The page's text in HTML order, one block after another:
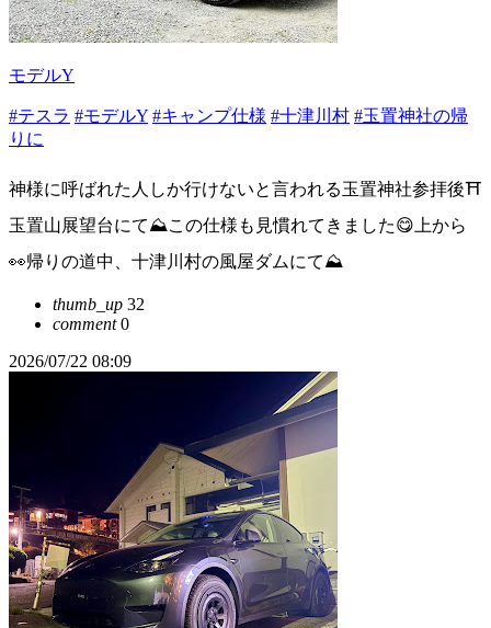
モデルY
#テスラ #モデルY #キャンプ仕様 #十津川村 #玉置神社の帰
りに
神様に呼ばれた人しか行けないと言われる玉置神社参拝後⛩️
玉置山展望台にて⛰️この仕様も見慣れてきました😋上から
👀帰りの道中、十津川村の風屋ダムにて⛰️
thumb_up 32
comment0
2026/07/22 08:09